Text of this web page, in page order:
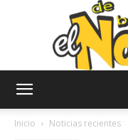
Inicio Noticias recientes